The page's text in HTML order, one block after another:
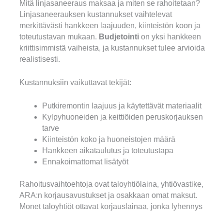
Mitä linjasaneeraus maksaa ja miten se rahoitetaan?
Linjasaneerauksen kustannukset vaihtelevat
merkittävästi hankkeen laajuuden, kiinteistön koon ja
toteutustavan mukaan. Budjetointi on yksi hankkeen
kriittisimmistä vaiheista, ja kustannukset tulee arvioida
realistisesti.
Kustannuksiin vaikuttavat tekijät:
Putkiremontin laajuus ja käytettävät materiaalit
Kylpyhuoneiden ja keittiöiden peruskorjauksen
tarve
Kiinteistön koko ja huoneistojen määrä
Hankkeen aikataulutus ja toteutustapa
Ennakoimattomat lisätyöt
Rahoitusvaihtoehtoja ovat taloyhtiölaina, yhtiövastike,
ARA:n korjausavustukset ja osakkaan omat maksut.
Monet taloyhtiöt ottavat korjauslainaa, jonka lyhennys